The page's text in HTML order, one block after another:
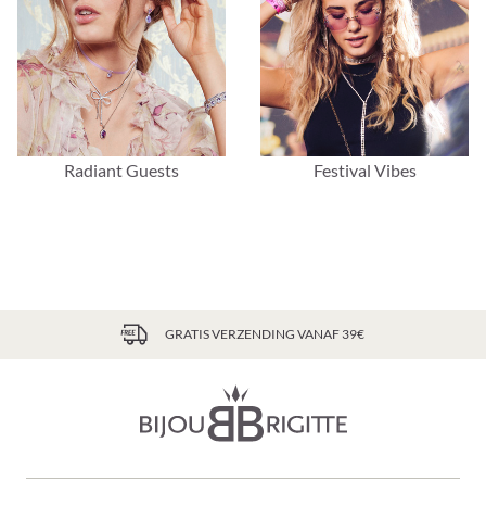
Radiant Guests Festival Vibes
GRATIS VERZENDING VANAF 39€